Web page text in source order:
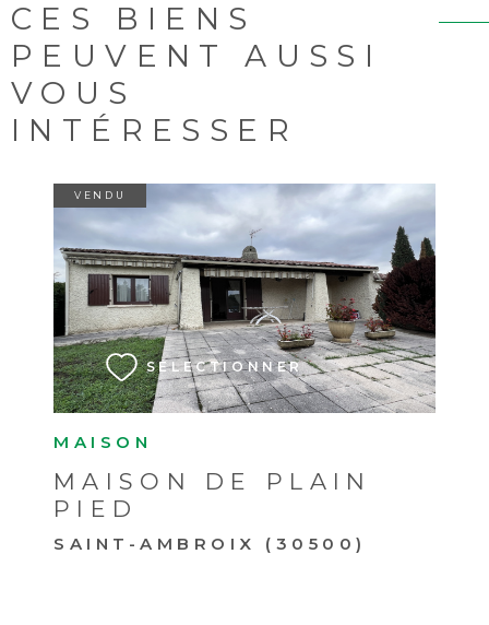
CES BIENS
PEUVENT AUSSI
VOUS
INTÉRESSER
MAISON
MAISON DE PLAIN
PIED
SAINT-AMBROIX (30500)
VENDU
SÉLECTIONNER
VOIR LE BIEN